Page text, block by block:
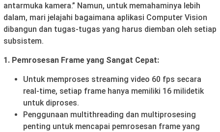
antarmuka kamera.” Namun, untuk memahaminya lebih
dalam, mari jelajahi bagaimana aplikasi Computer Vision
dibangun dan tugas-tugas yang harus diemban oleh setiap
subsistem.
1. Pemrosesan Frame yang Sangat Cepat:
Untuk memproses streaming video 60 fps secara
real-time, setiap frame hanya memiliki 16 milidetik
untuk diproses.
Penggunaan multithreading dan multiprosesing
penting untuk mencapai pemrosesan frame yang